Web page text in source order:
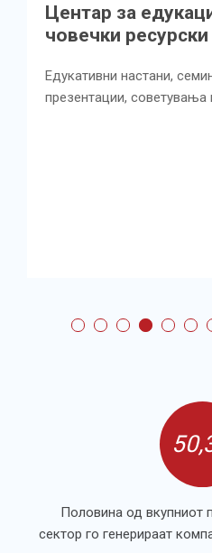
Центар за
човечки ресурски
Едукативни настани,
презентации, советувања
Половина од вкупниот
сектор го генерираат